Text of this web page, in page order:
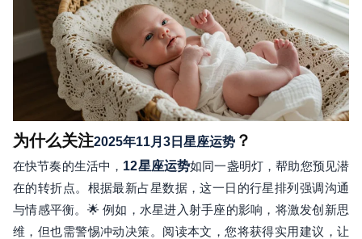
为什么关注2025年11月3日星座运势 ？
在快节奏的生活中， 12星座运势如同一盏明灯，帮助您预见潜
在的转折点。根据最新占星数据，这一日的行星排列强调沟通
与情感平衡。🌟 例如，水星进入射手座的影响，将激发创新思
维，但也需警惕冲动决策。阅读本文，您将获得实用建议，让